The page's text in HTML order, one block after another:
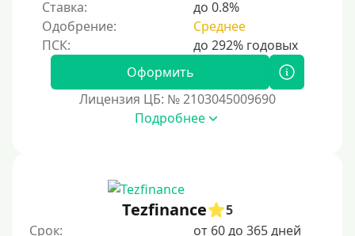
Ставка:
до 0.8%
Одобрение:
Среднее
Оформить
Лицензия ЦБ: № 2103045009690
Подробнее
Tezfinance
5
Срок:
от 60 до 365 дней